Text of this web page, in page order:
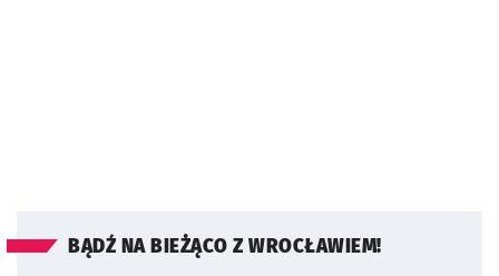
BĄDŹ NA BIEŻĄCO Z WROCŁAWIEM!